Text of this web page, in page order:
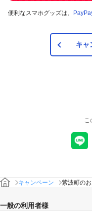
便利なスマホグッズは、
キャ
こ
キャンペーン 紫波町の
一般の利用者様